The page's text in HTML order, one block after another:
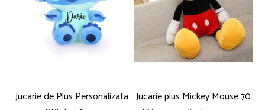
Jucarie de Plus Personalizata Jucarie plus Mickey Mouse 70